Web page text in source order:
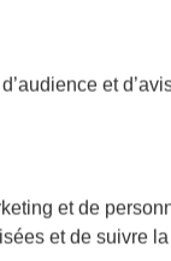
et
et de
et de suivre